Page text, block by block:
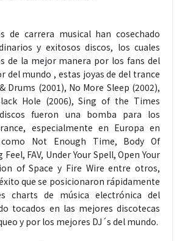
de carrera musical han cosechado
y exitosos discos, los cuales
de la mejor manera por los fans del
del mundo , estas joyas de del trance
Drums (2001), No More Sleep (2002),
Hole (2006), Sing of the Times
fueron una bomba para los
especialmente en Europa en
Not Enough Time, Body Of
FAV, Under Your Spell, Open Your
of Space y Fire Wire entre otros,
que se posicionaron rápidamente
charts de música electrónica del
tocados en las mejores discotecas
y por los mejores DJ´s del mundo.